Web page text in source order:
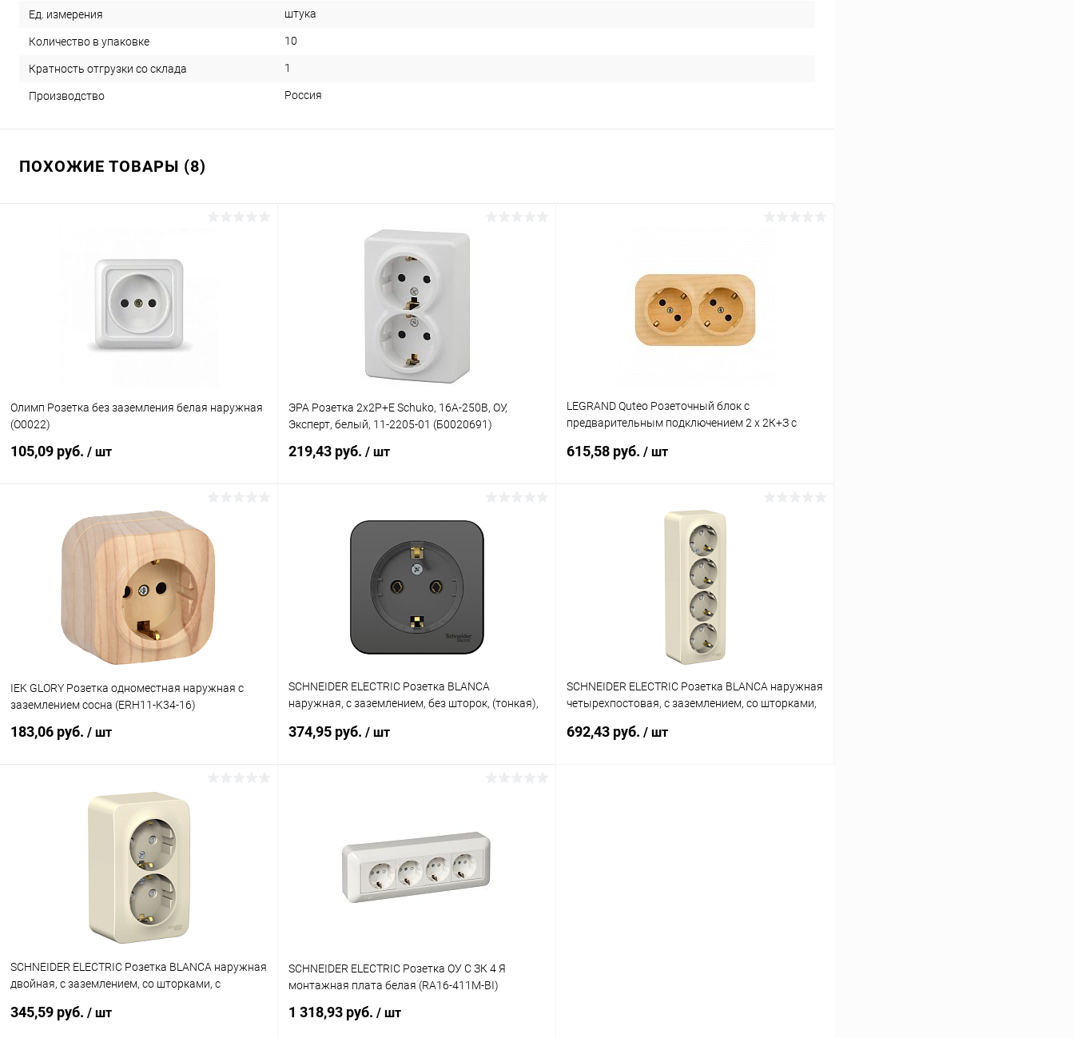
Ед. измерения штука
Количество в упаковке 10
Кратность отгрузки со склада 1
Производство Россия
ПОХОЖИЕ ТОВАРЫ (8)
Олимп Розетка без заземления белая наружная
(О0022)
105,09 руб. / шт
В корзину
К сравнению
В наличии
ЭРА Розетка 2х2P+E Schuko, 16A-250В, ОУ,
Эксперт, белый, 11-2205-01 (Б0020691)
219,43 руб. / шт
В корзину
Купить в 1 клик К сравнению
В наличии
LEGRAND Quteo Розеточный блок с
предварительным подключением 2 x 2К+З с
615,58 руб. / шт
В корзину
IEK GLORY Розетка одноместная наружная с
заземлением сосна (ERH11-K34-16)
183,06 руб. / шт
В корзину
К сравнению
SCHNEIDER ELECTRIC Розетка BLANCA
наружная, с заземлением, без шторок, (тонкая),
(BLNRA110116)
374,95 руб. / шт
Купить в 1 клик К сравнению
В избранное В наличии
SCHNEIDER ELECTRIC Розетка BLANCA наружная
четырехпостовая, с заземлением, со шторками,
692,43 руб. / шт
SCHNEIDER ELECTRIC Розетка BLANCA наружная
двойная, с заземлением, со шторками, с
(BLNRA011212)
345,59 руб. / шт
SCHNEIDER ELECTRIC Розетка ОУ С ЗК 4 Я
монтажная плата белая (RA16-411M-BI)
1 318,93 руб. / шт